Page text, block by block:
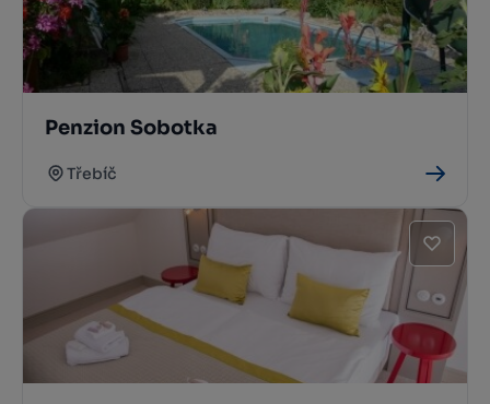
Penzion Sobotka
Třebíč